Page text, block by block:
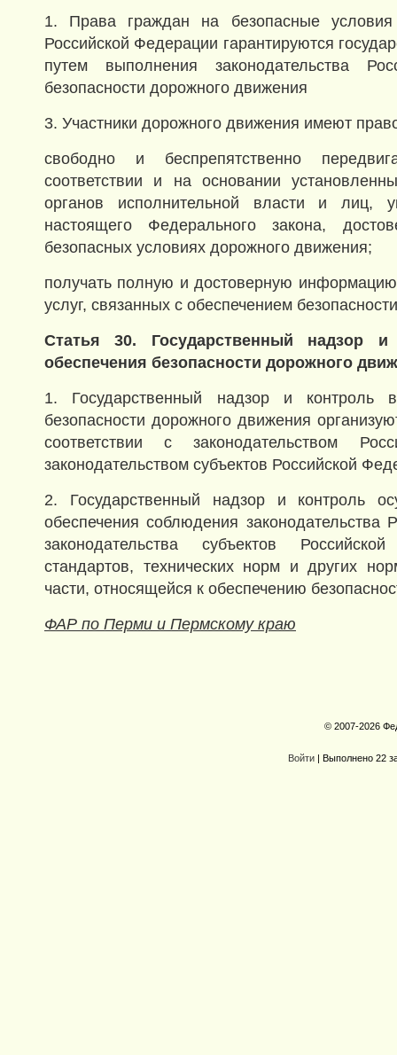
1. Права граждан на безопасные
Российской Федерации гарантируются
путем выполнения законодательства
безопасности дорожного движения
3. Участники дорожного движения имеют
свободно и беспрепятственно
соответствии и на основании
органов исполнительной власти и лиц,
настоящего Федерального закона,
безопасных условиях дорожного движения;
получать полную и достоверную
услуг, связанных с обеспечением
Статья 30. Государственный надзор
обеспечения безопасности дорожного
1. Государственный надзор и контроль
безопасности дорожного движения
соответствии с законодательством
законодательством субъектов Российской
2. Государственный надзор и контроль
обеспечения соблюдения законодательства
законодательства субъектов
стандартов, технических норм и других
части, относящейся к обеспечению
ФАР по Перми и Пермскому краю
© 2007-2026
Войти| Выполнено 22